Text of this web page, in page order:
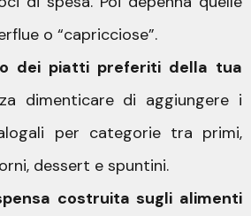
o “capricciose”.
dei piatti preferiti della tua
dimenticare di aggiungere i
per categorie tra primi,
dessert e spuntini.
costruita sugli alimenti